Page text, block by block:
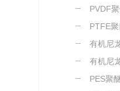
PVDF
滤器
PTFE聚
器
有机尼
有机尼
器
PES聚